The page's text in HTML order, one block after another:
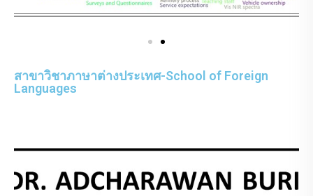
สาขาวิชาภาษาต่างประเทศ-School of Foreign
Languages